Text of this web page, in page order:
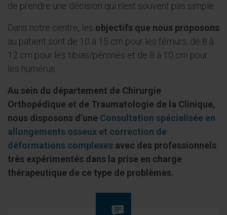
de prendre une décision qui n’est souvent pas simple.
Dans notre centre, les objectifs que nous proposons
au patient sont de 10 à 15 cm pour les fémurs, de 8 à
12 cm pour les tibias/péronés et de 8 à 10 cm pour
les humérus.
Au sein du département de Chirurgie
Orthopédique et de Traumatologie de la Clinique,
nous disposons d’une Consultation spécialisée en
allongements osseux et correction de
déformations complexes avec des professionnels
très expérimentés dans la prise en charge
thérapeutique de ce type de problèmes.